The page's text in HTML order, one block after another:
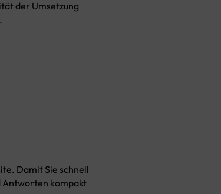
der Umsetzung
Damit Sie schnell
Antworten kompakt